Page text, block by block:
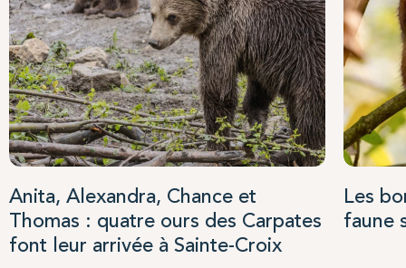
Anita, Alexandra, Chance et
Thomas : quatre ours des Carpates
font leur arrivée à Sainte-Croix
Les
faune